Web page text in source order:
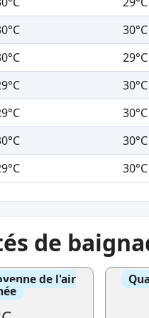
30°C
29°C
30°C
30°C
30°C
30°C
de
de l'air